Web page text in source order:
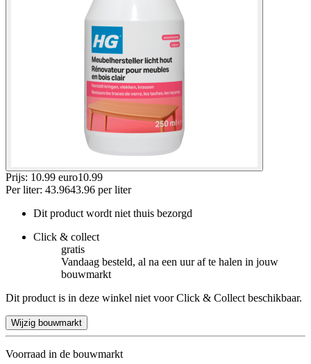
Prijs: 10.99 euro10.99
Per liter: 43.9643.96 per liter
Dit product wordt niet thuis bezorgd
Click & collect
gratis
Vandaag besteld, al na een uur af te halen in jouw
bouwmarkt
Dit product is in deze winkel niet voor Click & Collect beschikbaar.
Wijzig bouwmarkt
Voorraad in de bouwmarkt